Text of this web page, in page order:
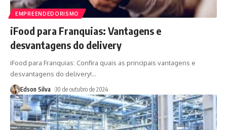
EMPREENDEDORISMO
iFood para Franquias: Vantagens e
desvantagens do delivery
iFood para Franquias: Confira quais as principais vantagens e
desvantagens do delivery!…
Edson Silva 30 de outubro de 2024